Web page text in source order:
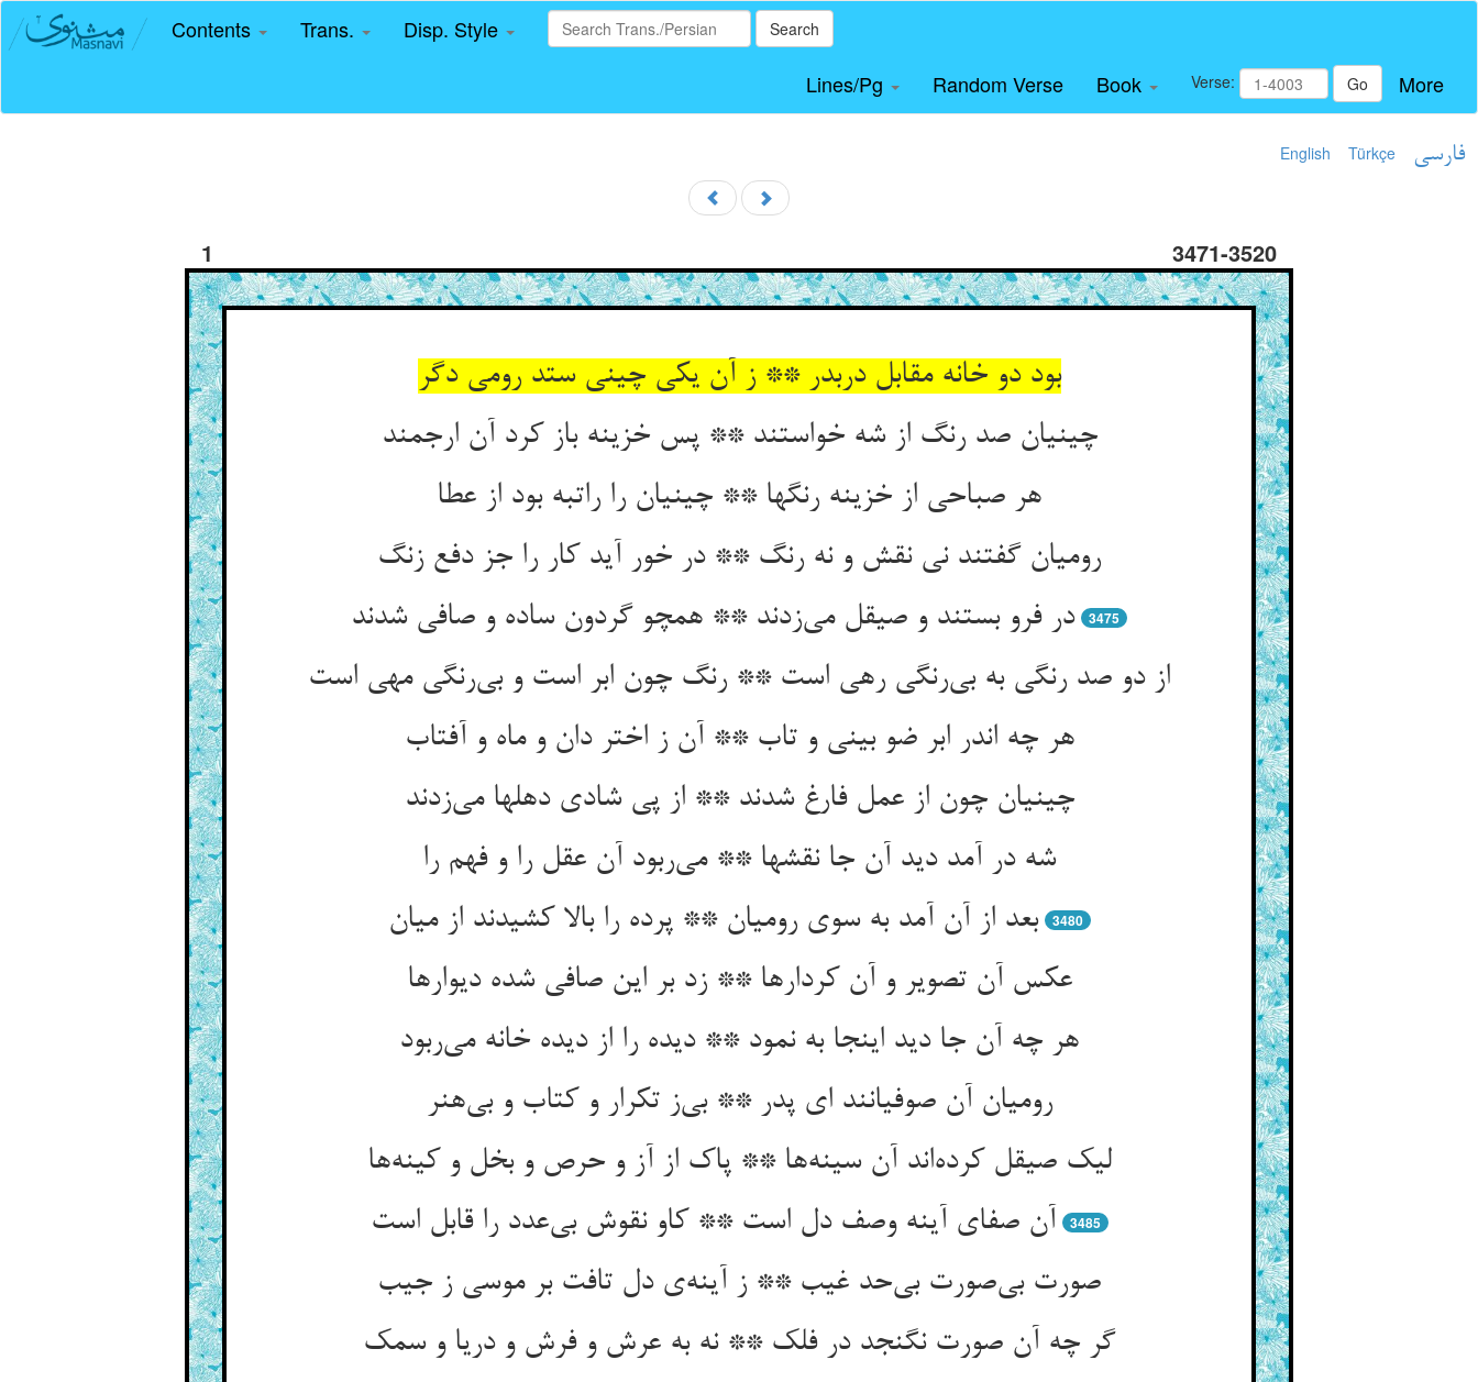
Contents Trans. Disp. Style Search
Lines/Pg Random Verse Book Verse: Go More
English Türkçe فارسی
1 3471-3520
بود دو خانه مقابل دربدر ** ز آن یکی چینی ستد رومی دگر
چینیان صد رنگ از شه خواستند ** پس خزینه باز کرد آن ارجمند
هر صباحی از خزینه رنگها ** چینیان را راتبه بود از عطا
در فرو بستند و صیقل می‌‌زدند ** همچو گردون ساده و صافی شدند
3475
هر چه اندر ابر ضو بینی و تاب ** آن ز اختر دان و ماه و آفتاب‌‌
چینیان چون از عمل فارغ شدند ** از پی شادی دهلها می‌‌زدند
شه در آمد دید آن جا نقشها ** می‌‌ربود آن عقل را و فهم را
بعد از آن آمد به سوی رومیان ** پرده را بالا کشیدند از میان‌‌
3480
عکس آن تصویر و آن کردارها ** زد بر این صافی شده دیوارها
هر چه آن جا دید اینجا به نمود ** دیده را از دیده خانه می‌‌ربود
رومیان آن صوفیانند ای پدر ** بی‌‌ز تکرار و کتاب و بی‌‌هنر
لیک صیقل کرده‌‌اند آن سینه‌‌ها ** پاک از آز و حرص و بخل و کینه‌‌ها
3485